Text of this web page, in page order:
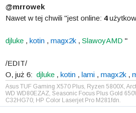
@mrrowek
Nawet w tej chwili "jest online: 4
djluke , kotin , magx2k , SlawoyAMD "
/EDIT/
O, już 6: djluke , kotin , lami , magx2k ,
Asus TUF Gaming X570 Plus, Ryzen 5800X,
WD WD80EZAZ, Seasonic Focus Plus Gold
C32HG70; HP Color Laserjet Pro M281fdn.